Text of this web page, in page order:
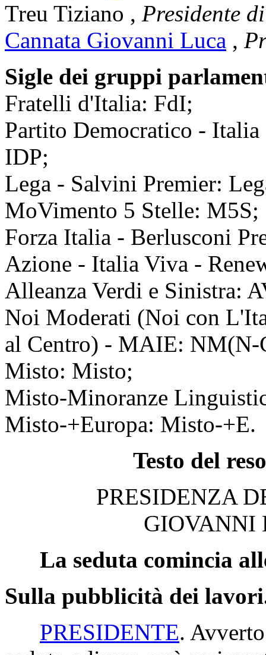
Treu Tiziano , Presidente
Cannata Giovanni Luca ,
Sigle dei gruppi
Fratelli d'Italia: FdI;
Partito Democratico - Italia
IDP;
Lega - Salvini Premier:
MoVimento 5 Stelle: M5S;
Forza Italia - Berlusconi
Azione - Italia Viva -
Alleanza Verdi e Sinistra:
Noi Moderati (Noi con
al Centro) - MAIE:
Misto: Misto;
Misto-Minoranze
Misto-+Europa: Misto-+E.
Testo del
PRESIDENZA
GIOVANNI
La seduta comincia
Sulla pubblicità dei
PRESIDENTE.